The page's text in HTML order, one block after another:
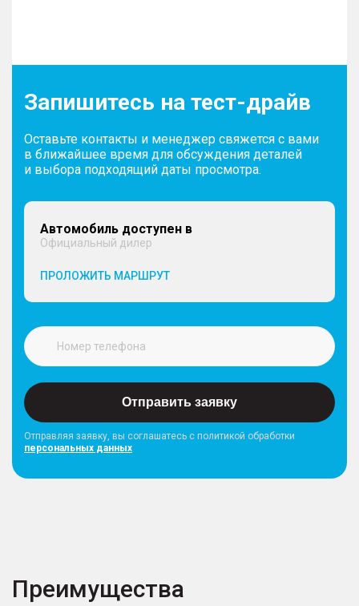
Запишитесь на тест-драйв
Оставьте контакты и менеджер свяжется с вами
в ближайшее время для обсуждения деталей
и выбора подходящий даты просмотра.
Автомобиль доступен в
Официальный дилер
ПРОЛОЖИТЬ МАРШРУТ
Отправить заявку
Отправляя заявку, вы соглашатесь с политикой обработки
персональных данных
Преимущества